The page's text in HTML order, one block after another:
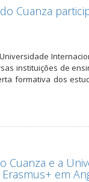
Cuanza
instituições de
formativa dos
Cuanza e a
em